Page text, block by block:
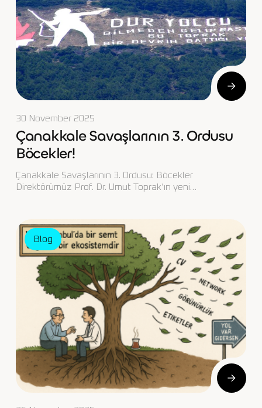
30 November 2025
Çanakkale Savaşlarının 3. Ordusu
Böcekler!
Çanakkale Savaşlarının 3. Ordusu: Böcekler
Direktörümüz Prof. Dr. Umut Toprak’ın yeni…
Blog